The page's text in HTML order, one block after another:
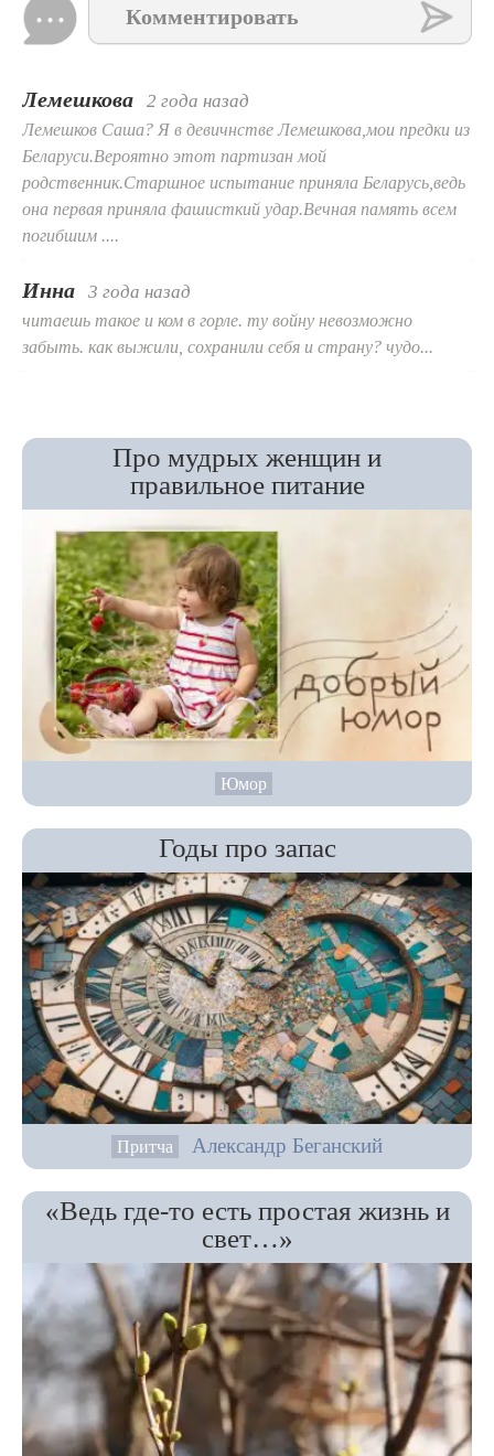
Комментировать
Лемешкова 2 года назад
Лемешков Саша? Я в девичнстве Лемешкова,мои предки из
Беларуси.Вероятно этот партизан мой
родственник.Старшное испытание приняла Беларусь,ведь
она первая приняла фашисткий удар.Вечная память всем
погибшим ....
Инна 3 года назад
читаешь такое и ком в горле. ту войну невозможно
забыть. как выжили, сохранили себя и страну? чудо...
Про мудрых женщин и
правильное питание
Юмор
Годы про запас
Притча Александр Беганский
«Ведь где-то есть простая жизнь и
свет…»